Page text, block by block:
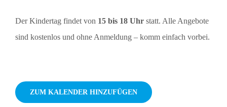
Der Kindertag findet von 15 bis 18 Uhrstatt. Alle Angebote
sind kostenlos und ohne Anmeldung – komm einfach vorbei.
ZUM KALENDER HINZUFÜGEN